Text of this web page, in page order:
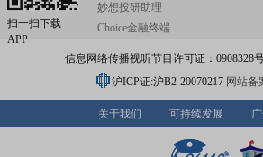
扫一扫下载
APP
妙想投研助理
Choice金融终端
信息网络传播视听节目许可证：0908328
沪ICP证:沪B2-20070217 网站备
关于我们 可持续发展